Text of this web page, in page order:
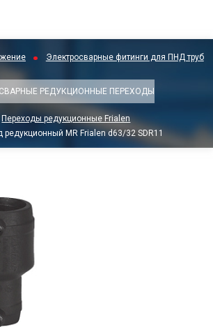
Электросварные фитинги для ПНД труб
РЕДУКЦИОННЫЕ ПЕРЕХОДЫ
Переходы редукционные Frialen
редукционный MR Frialen d63/32 SDR11